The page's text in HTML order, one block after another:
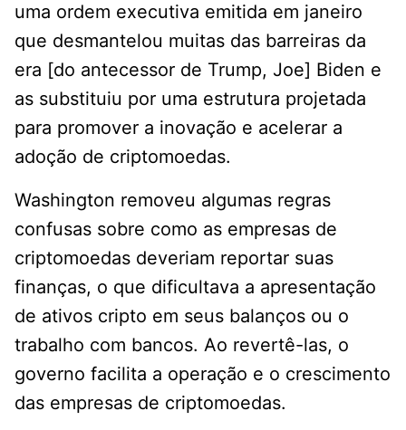
uma ordem executiva emitida em janeiro
que desmantelou muitas das barreiras da
era [do antecessor de Trump, Joe] Biden e
as substituiu por uma estrutura projetada
para promover a inovação e acelerar a
adoção de criptomoedas.
Washington removeu algumas regras
confusas sobre como as empresas de
criptomoedas deveriam reportar suas
finanças, o que dificultava a apresentação
de ativos cripto em seus balanços ou o
trabalho com bancos. Ao revertê-las, o
governo facilita a operação e o crescimento
das empresas de criptomoedas.